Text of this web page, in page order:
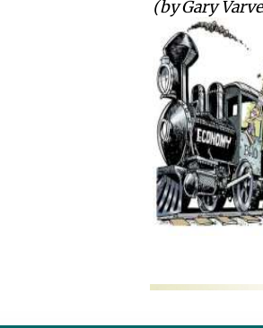
(by Gary